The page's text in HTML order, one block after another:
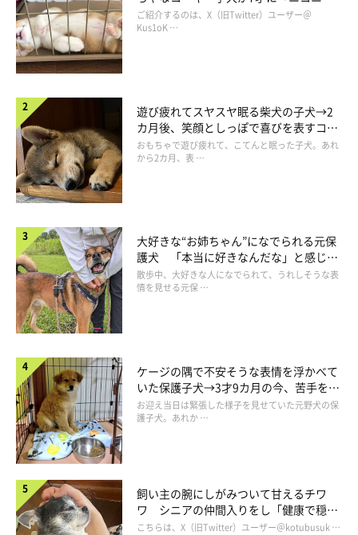
コ“コーギースマイル”が魅力のコに成
長！
ご紹介するのは、X（旧Twitter）ユーザー＠
Kus1oK …
遊び疲れてスヤスヤ眠る柴犬の子犬→2
カ月後、笑顔としっぽで喜びを表すコに
成長！
おもちゃで遊び疲れて、こてんと眠った子犬。あれ
から2カ月、表 …
大好きな“お姉ちゃん”になでられる元保
護犬 「本当に好きなんだな」と感じる
表情にほっこり
散歩中、大好きな人になでられて、うれしそうな表
情を見せる元保 …
ケージの隅で不安そうな表情を浮かべて
いた保護子犬→3才9カ月の今、苦手を克
服し頼もしいコに成長！
お迎え当日は緊張した様子を見せていた元野犬の保
護子犬。あれか …
飼い主の腕にしがみついて甘えるチワ
ワ シニアの仲間入りをし「健康で穏や
かな暮らしが続いてほしい」と願う
こちらは、X（旧Twitter）ユーザー＠kotubusuk …